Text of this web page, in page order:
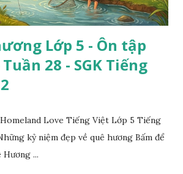
Lớp 5 - Ôn tập
28 - SGK Tiếng
Love Tiếng Việt Lớp 5 Tiếng
kỷ niệm đẹp về quê hương Bấm để
...